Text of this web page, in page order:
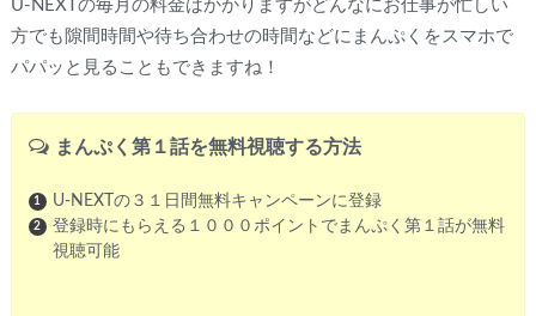
U-NEXTの毎月の料金はかかりますがどんなにお仕事が忙しい
方でも隙間時間や待ち合わせの時間などにまんぷくをスマホで
パパッと見ることもできますね！
まんぷく第１話を無料視聴する方法
U-NEXTの３１日間無料キャンペーンに登録
登録時にもらえる１０００ポイントでまんぷく第１話が無料
視聴可能